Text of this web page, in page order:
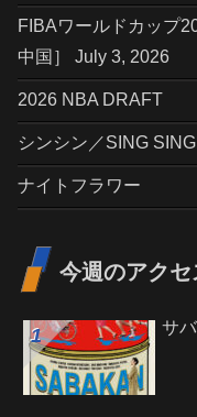
FIBAワールドカッ
中国］ July 3, 2026
2026 NBA DRAFT
シンシン／SING SING
ナイトフラワー
今週のアク
サ